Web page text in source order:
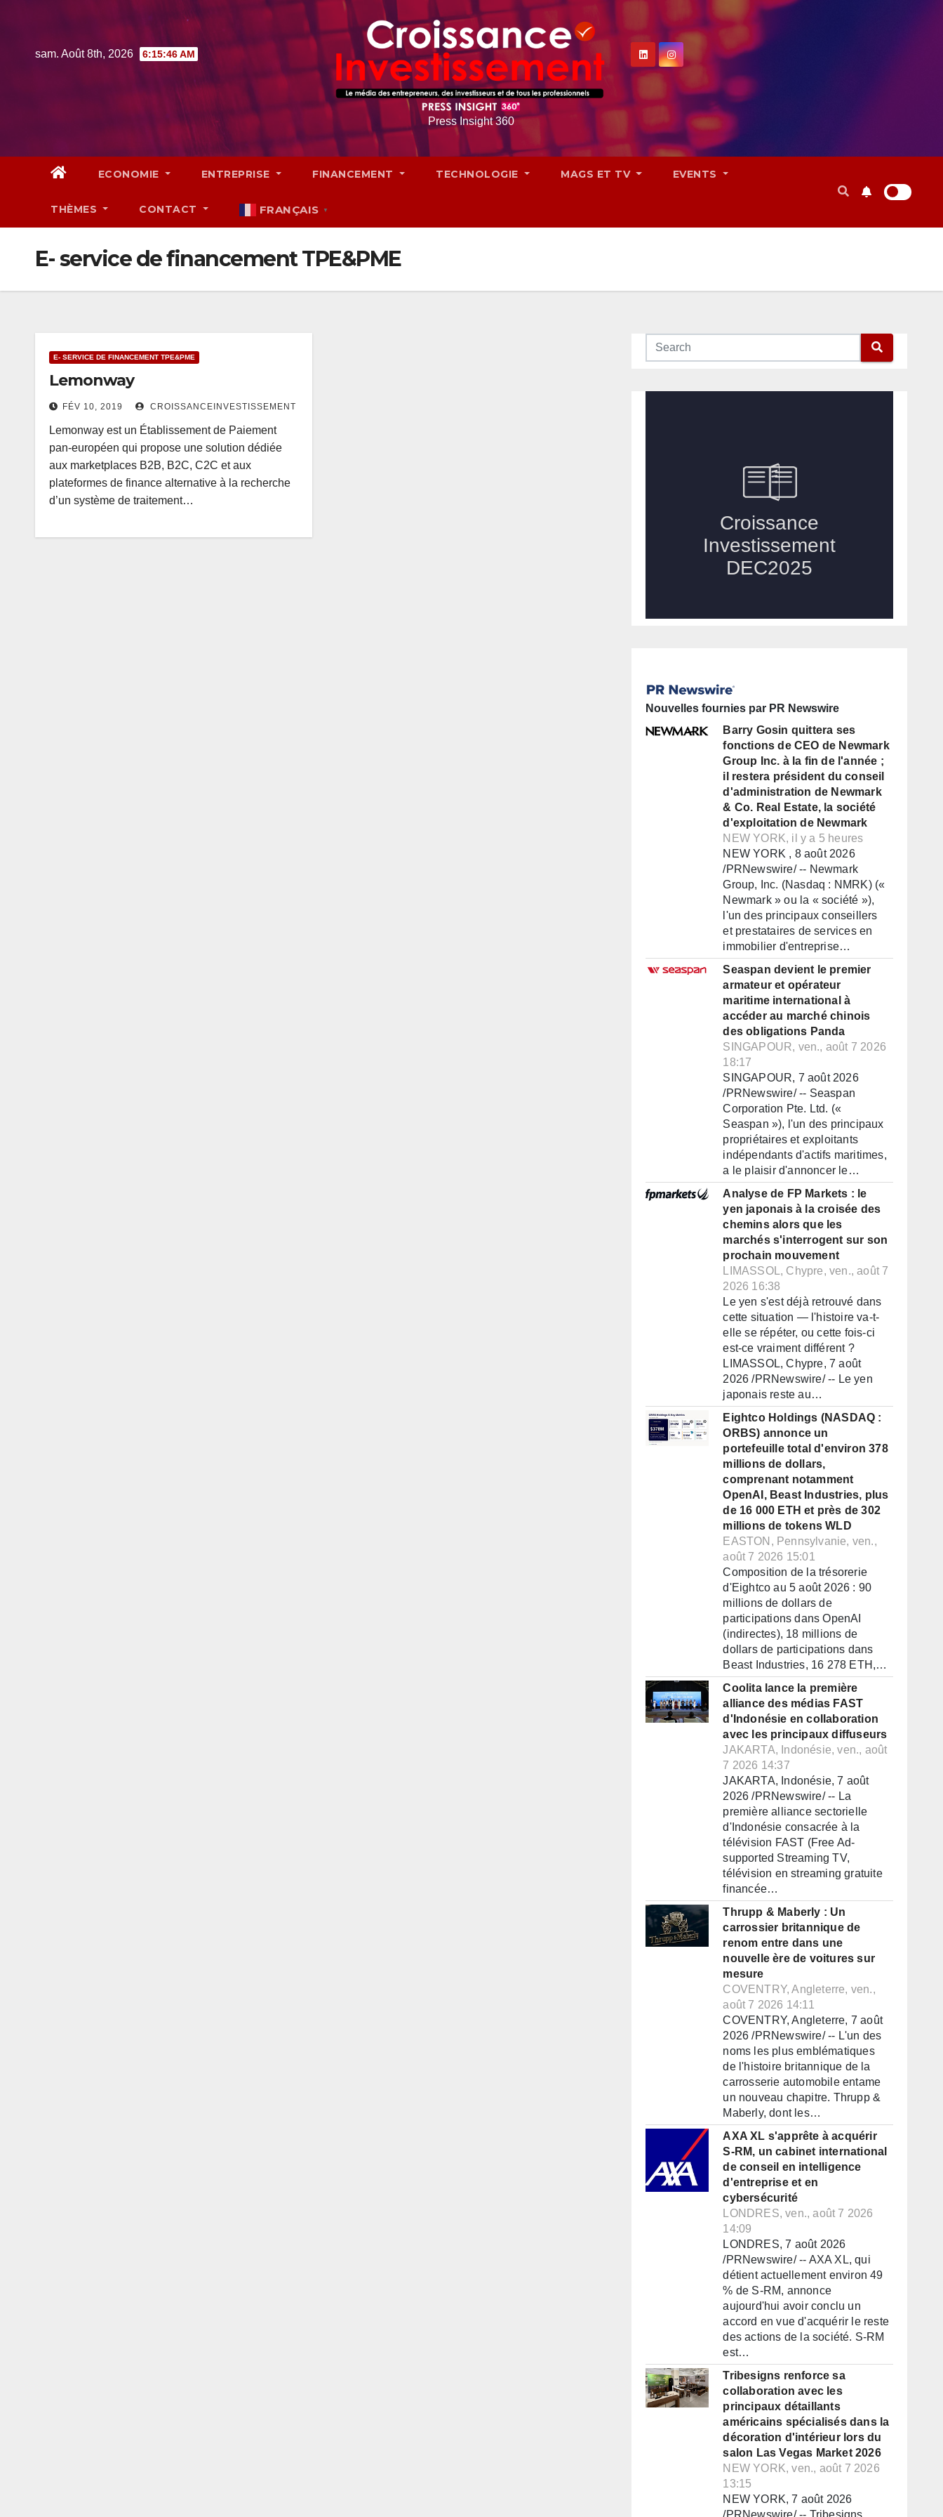
contentsam. Août 8th, 2026 6:15:47 AM
Press Insight 360
ECONOMIE ENTREPRISE FINANCEMENT TECHNOLOGIE MAGS ET TV EVENTS
THÈMES CONTACT FRANÇAIS ▼
E- service de financement TPE&PME
E- SERVICE DE FINANCEMENT TPE&PME
Lemonway
FÉV 10, 2019 CROISSANCEINVESTISSEMENT
Lemonway est un Établissement de Paiement
pan-européen qui propose une solution dédiée
aux marketplaces B2B, B2C, C2C et aux
plateformes de finance alternative à la recherche
d’un système de traitement…
Nouvelles fournies par PR Newswire
Barry Gosin quittera ses
fonctions de CEO de Newmark
Group Inc. à la fin de l'année ;
il restera président du conseil
d'administration de Newmark
& Co. Real Estate, la société
d'exploitation de Newmark
NEW YORK, il y a 5 heures
NEW YORK , 8 août 2026
/PRNewswire/ -- Newmark
Group, Inc. (Nasdaq : NMRK) («
Newmark » ou la « société »),
l'un des principaux conseillers
et prestataires de services en
immobilier d'entreprise…
Seaspan devient le premier
armateur et opérateur
maritime international à
accéder au marché chinois
des obligations Panda
SINGAPOUR, ven., août 7 2026
18:17
SINGAPOUR, 7 août 2026
/PRNewswire/ -- Seaspan
Corporation Pte. Ltd. («
Seaspan »), l'un des principaux
propriétaires et exploitants
indépendants d'actifs maritimes,
a le plaisir d'annoncer le…
Analyse de FP Markets : le
yen japonais à la croisée des
chemins alors que les
marchés s'interrogent sur son
prochain mouvement
LIMASSOL, Chypre, ven., août 7
2026 16:38
Le yen s'est déjà retrouvé dans
cette situation — l'histoire va-t-
elle se répéter, ou cette fois-ci
est-ce vraiment différent ?
LIMASSOL, Chypre, 7 août
2026 /PRNewswire/ -- Le yen
japonais reste au…
Eightco Holdings (NASDAQ :
ORBS) annonce un
portefeuille total d'environ 378
millions de dollars,
comprenant notamment
OpenAI, Beast Industries, plus
de 16 000 ETH et près de 302
millions de tokens WLD
EASTON, Pennsylvanie, ven.,
août 7 2026 15:01
Composition de la trésorerie
d'Eightco au 5 août 2026 : 90
millions de dollars de
participations dans OpenAI
(indirectes), 18 millions de
dollars de participations dans
Beast Industries, 16 278 ETH,…
Coolita lance la première
alliance des médias FAST
d'Indonésie en collaboration
avec les principaux diffuseurs
JAKARTA, Indonésie, ven., août
7 2026 14:37
JAKARTA, Indonésie, 7 août
2026 /PRNewswire/ -- La
première alliance sectorielle
d'Indonésie consacrée à la
télévision FAST (Free Ad-
supported Streaming TV,
télévision en streaming gratuite
financée…
Thrupp & Maberly : Un
carrossier britannique de
renom entre dans une
nouvelle ère de voitures sur
mesure
COVENTRY, Angleterre, ven.,
août 7 2026 14:11
COVENTRY, Angleterre, 7 août
2026 /PRNewswire/ -- L'un des
noms les plus emblématiques
de l'histoire britannique de la
carrosserie automobile entame
un nouveau chapitre. Thrupp &
Maberly, dont les…
AXA XL s'apprête à acquérir
S-RM, un cabinet international
de conseil en intelligence
d'entreprise et en
cybersécurité
LONDRES, ven., août 7 2026
14:09
LONDRES, 7 août 2026
/PRNewswire/ -- AXA XL, qui
détient actuellement environ 49
% de S-RM, annonce
aujourd'hui avoir conclu un
accord en vue d'acquérir le reste
des actions de la société. S-RM
est…
Tribesigns renforce sa
collaboration avec les
principaux détaillants
américains spécialisés dans la
décoration d'intérieur lors du
salon Las Vegas Market 2026
NEW YORK, ven., août 7 2026
13:15
NEW YORK, 7 août 2026
/PRNewswire/ -- Tribesigns,